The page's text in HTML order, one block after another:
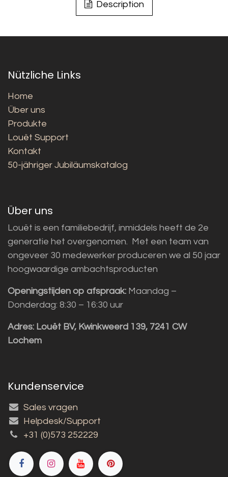
Description
Nützliche Links
Home
Über uns
Produkte
Louët Support
Kontakt
50-jähriger Jubiläumskatalog
Über uns
Louët is een familiebedrijf, inmiddels heeft de 2e
generatie het overgenomen. Met een team van
ongeveer 30 medewerker produceren we al 50 jaar
hoogwaardige ambachtsproducten
Openingstijden op afspraak: Maandag –
Donderdag: 8:30 – 16:30 uur
Adres: Louët BV, Kwinkweerd 139, 7241 CW
Lochem
Kundenservice
Sales vragen
Helpdesk/Support
+31 (0)573 252229